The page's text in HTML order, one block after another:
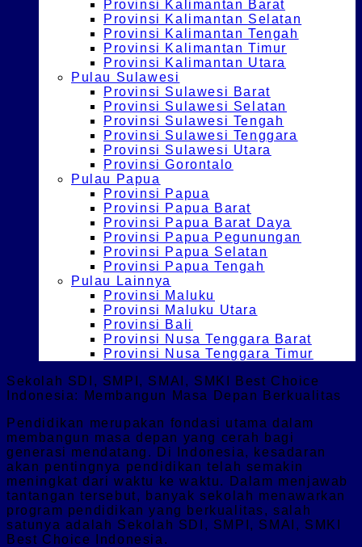
Provinsi Kalimantan Barat
Provinsi Kalimantan Selatan
Provinsi Kalimantan Tengah
Provinsi Kalimantan Timur
Provinsi Kalimantan Utara
Pulau Sulawesi
Provinsi Sulawesi Barat
Provinsi Sulawesi Selatan
Provinsi Sulawesi Tengah
Provinsi Sulawesi Tenggara
Provinsi Sulawesi Utara
Provinsi Gorontalo
Pulau Papua
Provinsi Papua
Provinsi Papua Barat
Provinsi Papua Barat Daya
Provinsi Papua Pegunungan
Provinsi Papua Selatan
Provinsi Papua Tengah
Pulau Lainnya
Provinsi Maluku
Provinsi Maluku Utara
Provinsi Bali
Provinsi Nusa Tenggara Barat
Provinsi Nusa Tenggara Timur
Sekolah SDI, SMPI, SMAI, SMKI Best Choice
Indonesia: Membangun Masa Depan Berkualitas
Pendidikan merupakan fondasi utama dalam
membangun masa depan yang cerah bagi
generasi mendatang. Di Indonesia, kesadaran
akan pentingnya pendidikan telah semakin
meningkat dari waktu ke waktu. Dalam menjawab
tantangan tersebut, banyak sekolah menawarkan
program pendidikan yang berkualitas, salah
satunya adalah Sekolah SDI, SMPI, SMAI, SMKI
Best Choice Indonesia.